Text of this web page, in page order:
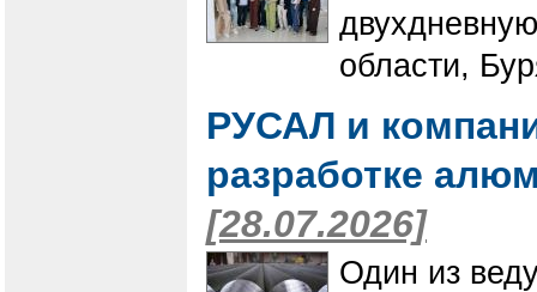
области,
РУСАЛ и
разработке
[28.07.2026]
Один из